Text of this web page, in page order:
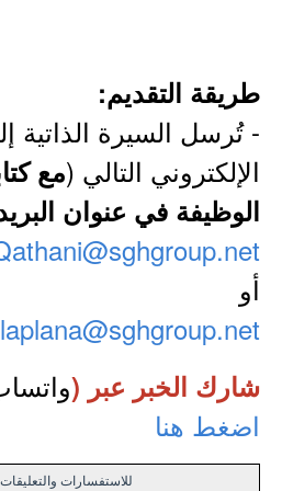
طريقة التقديم:
- تُرسل السيرة الذاتية
الإلكتروني التالي (مع
الوظيفة في عنوان
أو
شارك الخبر عبر (
اضغط هنا
للاستفسارات